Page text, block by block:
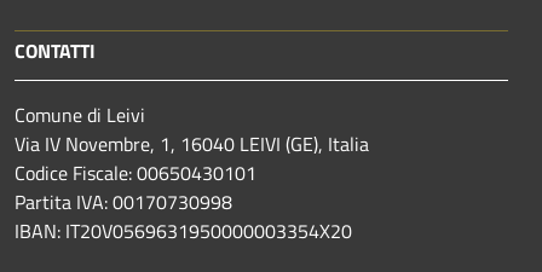
CONTATTI
Comune di Leivi
Via IV Novembre, 1, 16040 LEIVI (GE), Italia
Codice Fiscale: 00650430101
Partita IVA: 00170730998
IBAN: IT20V0569631950000003354X20